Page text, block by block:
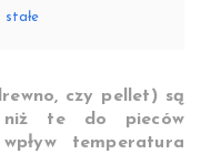
czy pellet) są
niż te do pieców
temperatura